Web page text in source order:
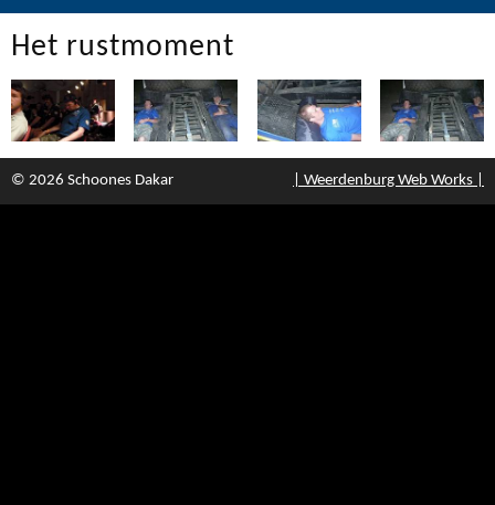
Het rustmoment
© 2026 Schoones Dakar | Weerdenburg Web Works |